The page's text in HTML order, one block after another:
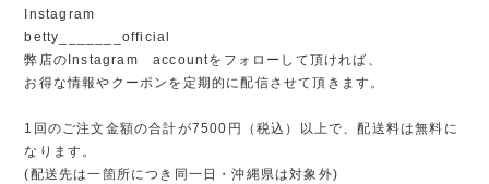
Instagram
betty_______official
弊店のInstagram accountをフォローして頂ければ、
お得な情報やクーポンを定期的に配信させて頂きます。
1回のご注文金額の合計が7500円（税込）以上で、配送料は無料に
なります。
(配送先は一箇所につき同一日・沖縄県は対象外)